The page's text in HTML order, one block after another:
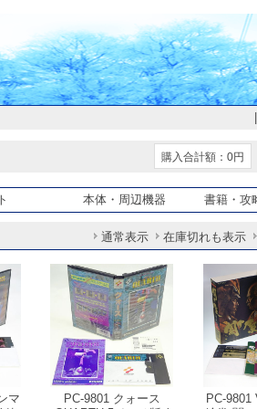
購入合計額：0円
本体・周辺機器 書籍・攻
通常表示 在庫切れも表示
マ
PC-9801 クォース
PC-9801